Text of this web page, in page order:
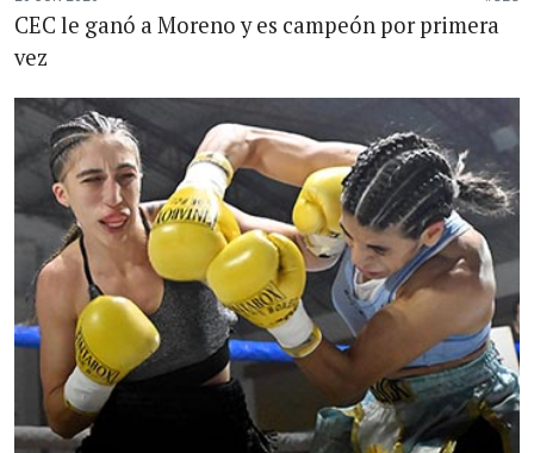
CEC le ganó a Moreno y es campeón por primera
vez